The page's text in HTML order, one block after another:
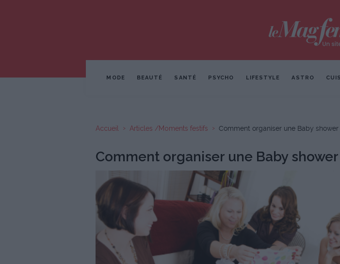
MODE BEAUTÉ SANTÉ PSYCHO LIFESTYLE ASTRO
Accueil Articles /Moments festifs Comment organiser une Baby shower
Comment organiser une Baby shower